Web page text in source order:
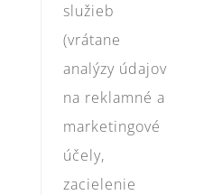
služieb
(vrátane
analýzy údajov
na reklamné a
marketingové
účely,
zacielenie